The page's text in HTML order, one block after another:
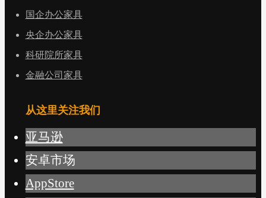
国企办公家具
央企办公家具
科研院所家具
金融公司家具
从这里关注我们
亚马逊
安卓市场
AppStore